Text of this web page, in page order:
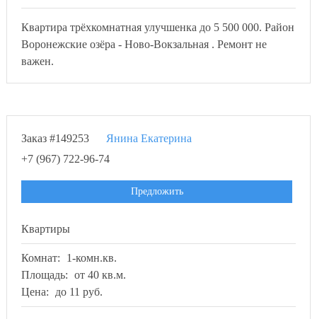
Квартира трёхкомнатная улучшенка до 5 500 000. Район
Воронежские озёра - Ново-Вокзальная . Ремонт не
важен.
Заказ #149253
Янина Екатерина
+7 (967) 722-96-74
Предложить
Квартиры
Комнат:
1-комн.кв.
Площадь: от 40 кв.м.
Цена:
до 11 руб.